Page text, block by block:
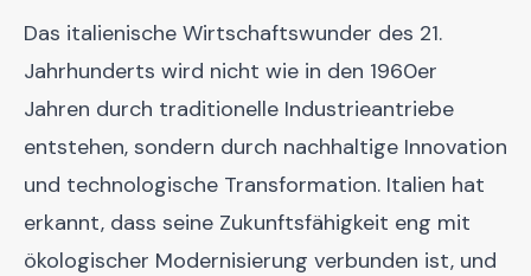
Das italienische Wirtschaftswunder des 21.
Jahrhunderts wird nicht wie in den 1960er
Jahren durch traditionelle Industrieantriebe
entstehen, sondern durch nachhaltige Innovation
und technologische Transformation. Italien hat
erkannt, dass seine Zukunftsfähigkeit eng mit
ökologischer Modernisierung verbunden ist, und